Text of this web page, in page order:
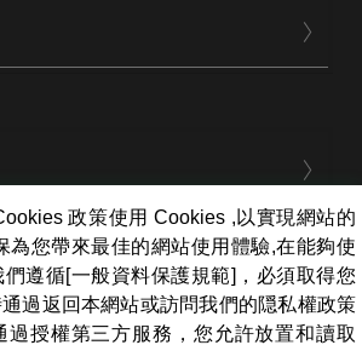
政策使用 Cookies ,以實現網站的
為您帶來最佳的網站使用體驗,在能夠使
遵循[一般資料保護規範]，必須取得您
過返回本網站或訪問我們的隠私權政策
過授權第三方服務，您允許放置和讀取